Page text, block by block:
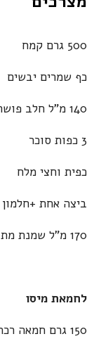
500 גרם קמח
כף שמרים יבשים
140 מ"ל חלב פושר
3 כפות סוכר
כפית וחצי מלח
ביצה אחת +חלמון
170 מ"ל שמנת מתוקה להקצפה
לחמאת מיסו
150 גרם חמאה רכה